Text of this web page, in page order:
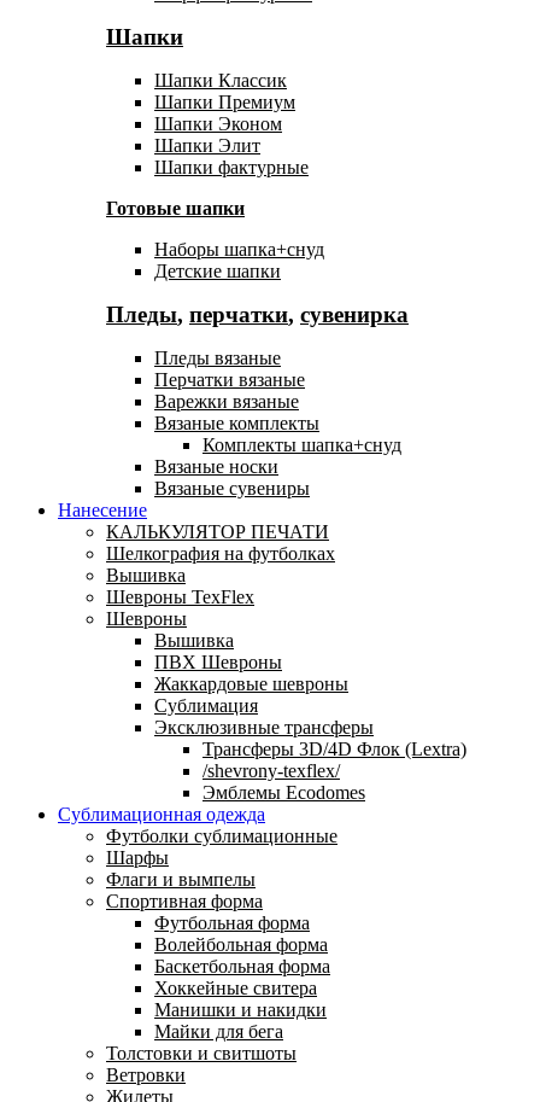
Шапки
Шапки Классик
Шапки Премиум
Шапки Эконом
Шапки Элит
Шапки фактурные
Готовые шапки
Наборы шапка+снуд
Детские шапки
Пледы, перчатки, сувенирка
Пледы вязаные
Перчатки вязаные
Варежки вязаные
Вязаные комплекты
Комплекты шапка+снуд
Вязаные носки
Вязаные сувениры
Нанесение
КАЛЬКУЛЯТОР ПЕЧАТИ
Шелкография на футболках
Вышивка
Шевроны TexFlex
Шевроны
Вышивка
ПВХ Шевроны
Жаккардовые шевроны
Сублимация
Эксклюзивные трансферы
Трансферы 3D/4D Флок (Lextra)
/shevrony-texflex/
Эмблемы Ecodomes
Сублимационная одежда
Футболки сублимационные
Шарфы
Флаги и вымпелы
Спортивная форма
Футбольная форма
Волейбольная форма
Баскетбольная форма
Хоккейные свитера
Манишки и накидки
Майки для бега
Толстовки и свитшоты
Ветровки
Жилеты